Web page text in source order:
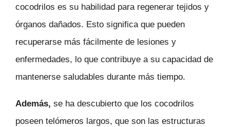
cocodrilos es su habilidad para regenerar tejidos y
órganos dañados. Esto significa que pueden
recuperarse más fácilmente de lesiones y
enfermedades, lo que contribuye a su capacidad de
mantenerse saludables durante más tiempo.
Además, se ha descubierto que los cocodrilos
poseen telómeros largos, que son las estructuras